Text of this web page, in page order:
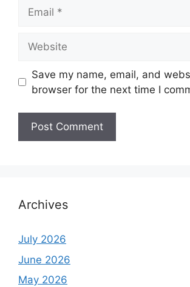
Save my name, email, and
browser for the next time I
Archives
July 2026
June 2026
May 2026